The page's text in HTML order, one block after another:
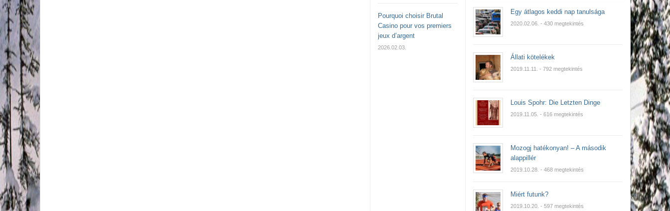
Pourquoi choisir Brutal
Casino pour vos premiers
jeux d’argent
2026.02.03.
Egy átlagos keddi nap tanulsága
2020.02.06. - 430 megtekintés
Állati kötelékek
2019.11.11. - 792 megtekintés
Louis Spohr: Die Letzten Dinge
2019.11.05. - 616 megtekintés
Mozogj hatékonyan! – A második
alappillér
2019.10.28. - 468 megtekintés
Miért futunk?
2019.10.20. - 597 megtekintés